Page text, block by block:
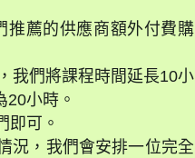
推薦的供應商額外付費購
我們將課程時間延長10小
小時。
即可。
況，我們會安排一位完全